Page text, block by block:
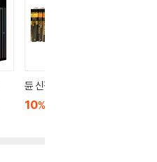
듄 신장판 전집 세트
10%